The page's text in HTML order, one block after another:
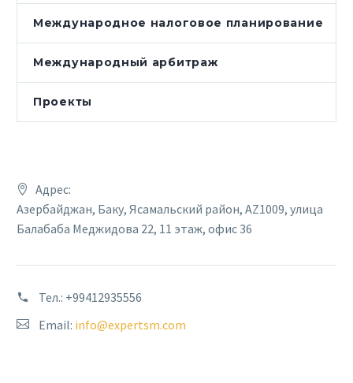
Международное налоговое планирование
Международный арбитраж
Проекты
Адрес:
Азербайджан, Баку, Ясамальский район, AZ1009, улица
Балабаба Меджидова 22, 11 этаж, офис 36
Тел.: +99412935556
Email: info@expertsm.com